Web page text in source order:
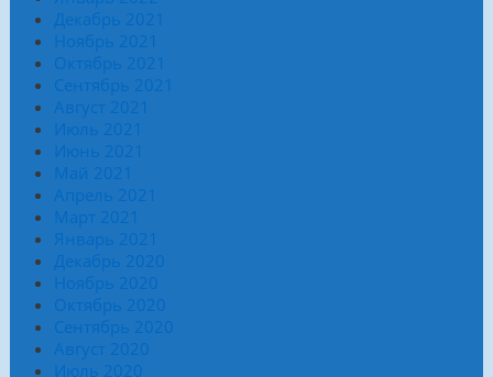
Декабрь 2021
Ноябрь 2021
Октябрь 2021
Сентябрь 2021
Август 2021
Июль 2021
Июнь 2021
Май 2021
Апрель 2021
Март 2021
Январь 2021
Декабрь 2020
Ноябрь 2020
Октябрь 2020
Сентябрь 2020
Август 2020
Июль 2020